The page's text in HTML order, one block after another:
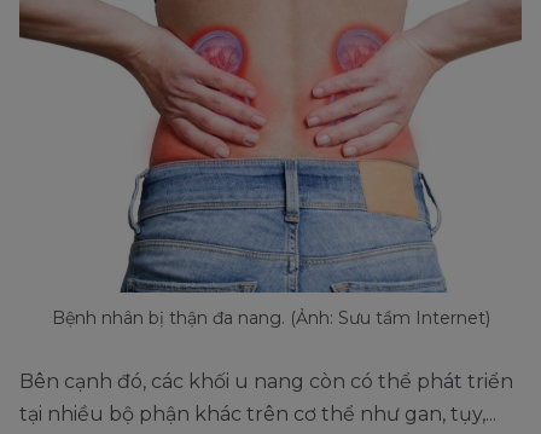
Bệnh nhân bị thận đa nang. (Ảnh: Sưu tầm Internet)
Bên cạnh đó, các khối u nang còn có thể phát triển
tại nhiều bộ phận khác trên cơ thể như gan, tụy,...